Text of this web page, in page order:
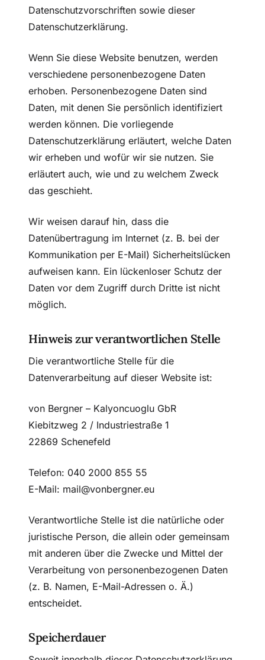
Datenschutzvorschriften sowie dieser
Datenschutzerklärung.
Wenn Sie diese Website benutzen, werden
verschiedene personenbezogene Daten
erhoben. Personenbezogene Daten sind
Daten, mit denen Sie persönlich identifiziert
werden können. Die vorliegende
Datenschutzerklärung erläutert, welche Daten
wir erheben und wofür wir sie nutzen. Sie
erläutert auch, wie und zu welchem Zweck
das geschieht.
Wir weisen darauf hin, dass die
Datenübertragung im Internet (z. B. bei der
Kommunikation per E-Mail) Sicherheitslücken
aufweisen kann. Ein lückenloser Schutz der
Daten vor dem Zugriff durch Dritte ist nicht
möglich.
Hinweis zur verantwortlichen Stelle
Die verantwortliche Stelle für die
Datenverarbeitung auf dieser Website ist:
von Bergner – Kalyoncuoglu GbR
Kiebitzweg 2 / Industriestraße 1
22869 Schenefeld
Telefon: 040 2000 855 55
E-Mail: mail@vonbergner.eu
Verantwortliche Stelle ist die natürliche oder
juristische Person, die allein oder gemeinsam
mit anderen über die Zwecke und Mittel der
Verarbeitung von personenbezogenen Daten
(z. B. Namen, E-Mail-Adressen o. Ä.)
entscheidet.
Speicherdauer